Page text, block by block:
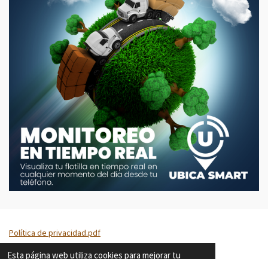
Esta página web utiliza cookies para mejorar tu
Política de privacidad.pdf